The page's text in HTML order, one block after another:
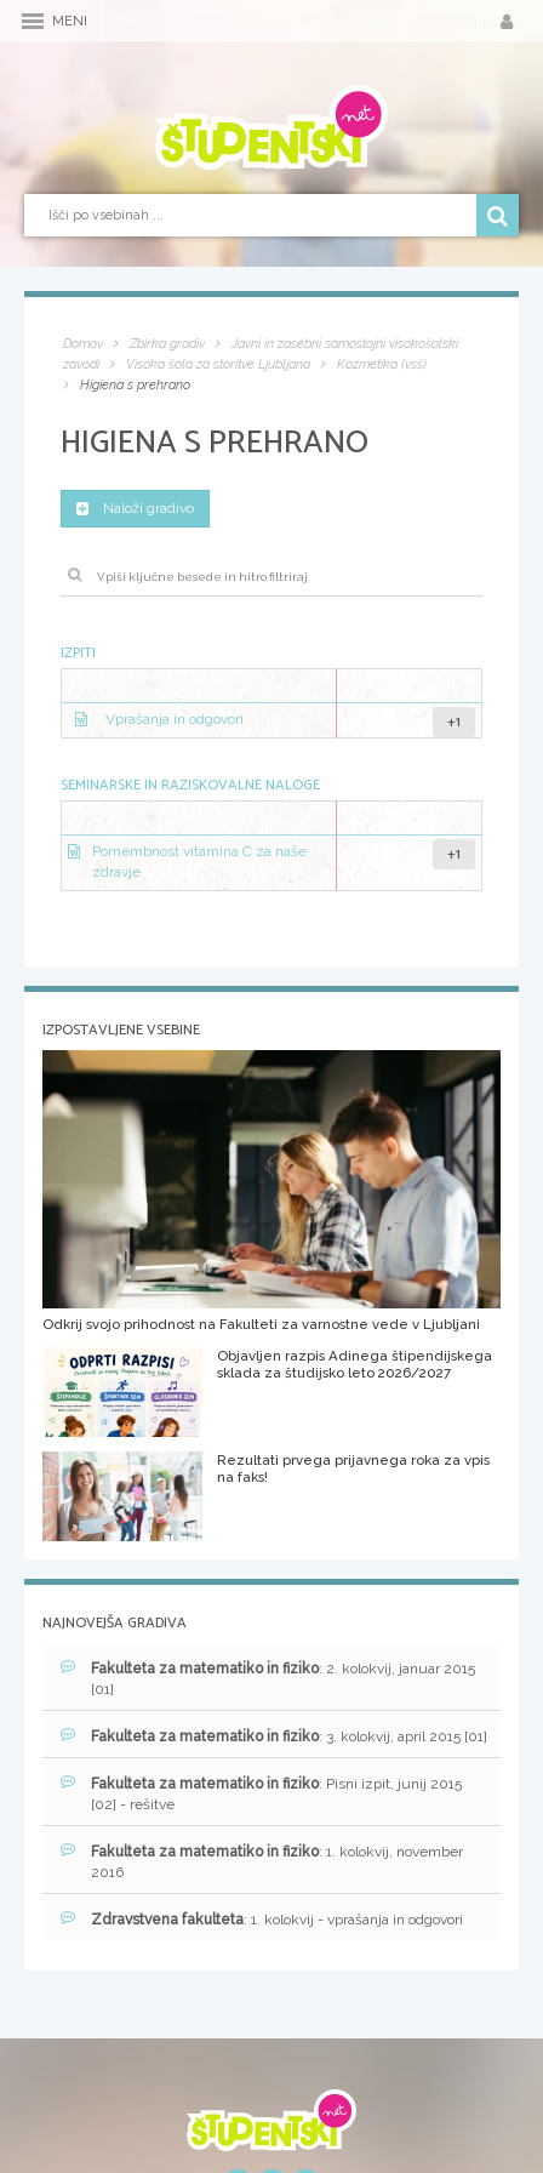
MENI
Domov Zbirka gradiv
Javni in zasebni samostojni visokošolski
zavodi
Visoka šola za storitve Ljubljana
Kozmetika (vsš)
Higiena s prehrano
HIGIENA S PREHRANO
Naloži gradivo
IZPITI
Vprašanja in odgovori +1
SEMINARSKE IN RAZISKOVALNE NALOGE
Pomembnost vitamina C za naše
zdravje
+1
IZPOSTAVLJENE VSEBINE
Odkrij svojo prihodnost na Fakulteti za varnostne vede v Ljubljani
Objavljen razpis Adinega štipendijskega
sklada za študijsko leto 2026/2027
Rezultati prvega prijavnega roka za vpis
na faks!
NAJNOVEJŠA GRADIVA
Fakulteta za matematiko in fiziko: 2. kolokvij, januar 2015
[01]
Fakulteta za matematiko in fiziko: 3. kolokvij, april 2015 [01]
Fakulteta za matematiko in fiziko: Pisni izpit, junij 2015
[02] - rešitve
Fakulteta za matematiko in fiziko: 1. kolokvij, november
2016
Zdravstvena fakulteta: 1. kolokvij - vprašanja in odgovori